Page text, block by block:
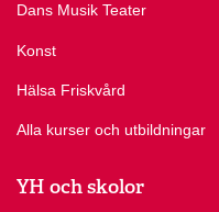
Dans Musik Teater
Konst
Hälsa Friskvård
Alla kurser och utbildningar
YH och skolor